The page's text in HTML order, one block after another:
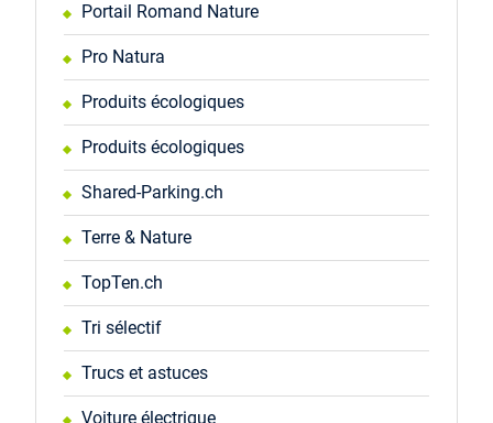
Portail Romand Nature
Pro Natura
Produits écologiques
Produits écologiques
Shared-Parking.ch
Terre & Nature
TopTen.ch
Tri sélectif
Trucs et astuces
Voiture électrique